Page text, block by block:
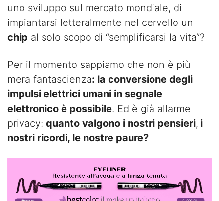
uno sviluppo sul mercato mondiale, di
impiantarsi letteralmente nel cervello un
chip al solo scopo di “semplificarsi la vita”?
Per il momento sappiamo che non è più
mera fantascienza: la conversione degli
impulsi elettrici umani in segnale
elettronico è possibile. Ed è già allarme
privacy: quanto valgono i nostri pensieri, i
nostri ricordi, le nostre paure?